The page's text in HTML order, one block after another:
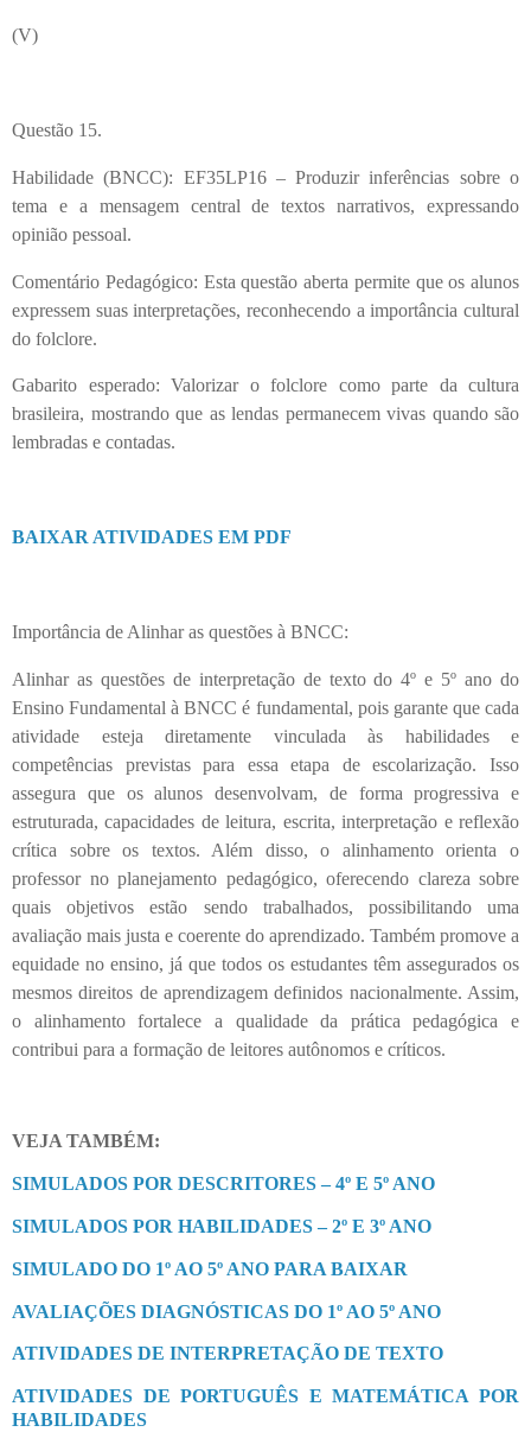
(V)
Questão 15.
Habilidade (BNCC): EF35LP16 – Produzir inferências sobre o
tema e a mensagem central de textos narrativos, expressando
opinião pessoal.
Comentário Pedagógico: Esta questão aberta permite que os alunos
expressem suas interpretações, reconhecendo a importância cultural
do folclore.
Gabarito esperado: Valorizar o folclore como parte da cultura
brasileira, mostrando que as lendas permanecem vivas quando são
lembradas e contadas.
BAIXAR ATIVIDADES EM PDF
Importância de Alinhar as questões à BNCC:
Alinhar as questões de interpretação de texto do 4º e 5º ano do
Ensino Fundamental à BNCC é fundamental, pois garante que cada
atividade esteja diretamente vinculada às habilidades e
competências previstas para essa etapa de escolarização. Isso
assegura que os alunos desenvolvam, de forma progressiva e
estruturada, capacidades de leitura, escrita, interpretação e reflexão
crítica sobre os textos. Além disso, o alinhamento orienta o
professor no planejamento pedagógico, oferecendo clareza sobre
quais objetivos estão sendo trabalhados, possibilitando uma
avaliação mais justa e coerente do aprendizado. Também promove a
equidade no ensino, já que todos os estudantes têm assegurados os
mesmos direitos de aprendizagem definidos nacionalmente. Assim,
o alinhamento fortalece a qualidade da prática pedagógica e
contribui para a formação de leitores autônomos e críticos.
VEJA TAMBÉM:
SIMULADOS POR DESCRITORES – 4º E 5º ANO
SIMULADOS POR HABILIDADES – 2º E 3º ANO
SIMULADO DO 1º AO 5º ANO PARA BAIXAR
AVALIAÇÕES DIAGNÓSTICAS DO 1º AO 5º ANO
ATIVIDADES DE INTERPRETAÇÃO DE TEXTO
ATIVIDADES DE PORTUGUÊS E MATEMÁTICA POR
HABILIDADES